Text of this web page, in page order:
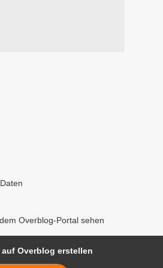
Overblog-Portal sehen
Overblog erstellen